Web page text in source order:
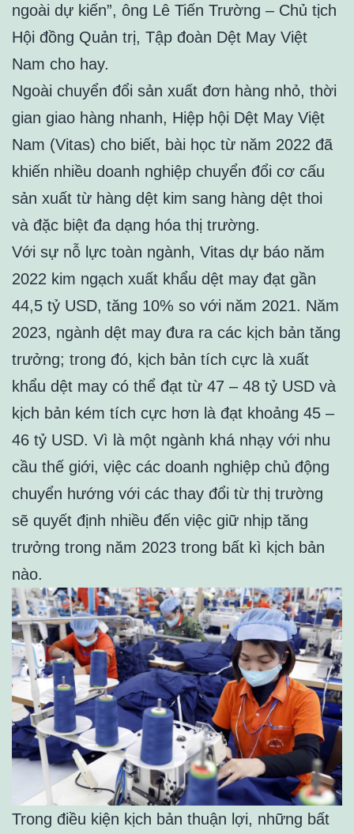
ngoài dự kiến”, ông Lê Tiến Trường – Chủ tịch
Hội đồng Quản trị, Tập đoàn Dệt May Việt
Nam cho hay.
Ngoài chuyển đổi sản xuất đơn hàng nhỏ, thời
gian giao hàng nhanh, Hiệp hội Dệt May Việt
Nam (Vitas) cho biết, bài học từ năm 2022 đã
khiến nhiều doanh nghiệp chuyển đổi cơ cấu
sản xuất từ hàng dệt kim sang hàng dệt thoi
và đặc biệt đa dạng hóa thị trường.
Với sự nỗ lực toàn ngành, Vitas dự báo năm
2022 kim ngạch xuất khẩu dệt may đạt gần
44,5 tỷ USD, tăng 10% so với năm 2021. Năm
2023, ngành dệt may đưa ra các kịch bản tăng
trưởng; trong đó, kịch bản tích cực là xuất
khẩu dệt may có thể đạt từ 47 – 48 tỷ USD và
kịch bản kém tích cực hơn là đạt khoảng 45 –
46 tỷ USD. Vì là một ngành khá nhạy với nhu
cầu thế giới, việc các doanh nghiệp chủ động
chuyển hướng với các thay đổi từ thị trường
sẽ quyết định nhiều đến việc giữ nhịp tăng
trưởng trong năm 2023 trong bất kì kịch bản
nào.
Trong điều kiện kịch bản thuận lợi, những bất